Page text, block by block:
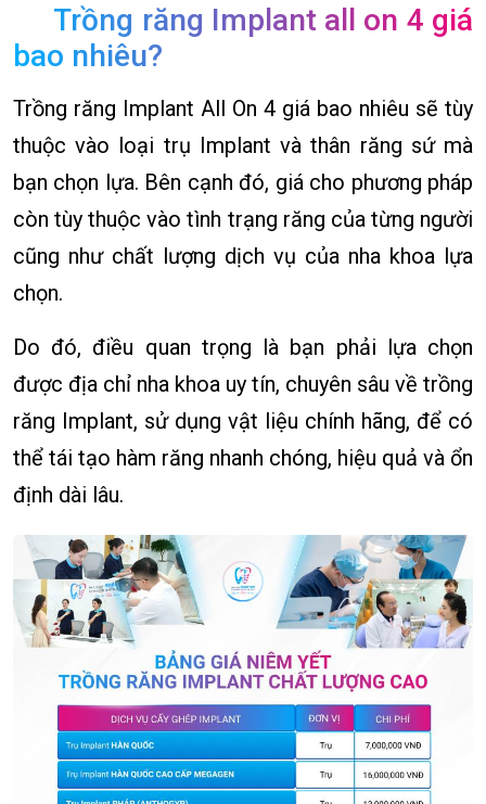
Trồng răng Implant all on 4 giá
bao nhiêu?
Trồng răng Implant All On 4 giá bao nhiêu sẽ tùy
thuộc vào loại trụ Implant và thân răng sứ mà
bạn chọn lựa. Bên cạnh đó, giá cho phương pháp
còn tùy thuộc vào tình trạng răng của từng người
cũng như chất lượng dịch vụ của nha khoa lựa
chọn.
Do đó, điều quan trọng là bạn phải lựa chọn
được địa chỉ nha khoa uy tín, chuyên sâu về trồng
răng Implant, sử dụng vật liệu chính hãng, để có
thể tái tạo hàm răng nhanh chóng, hiệu quả và ổn
định dài lâu.